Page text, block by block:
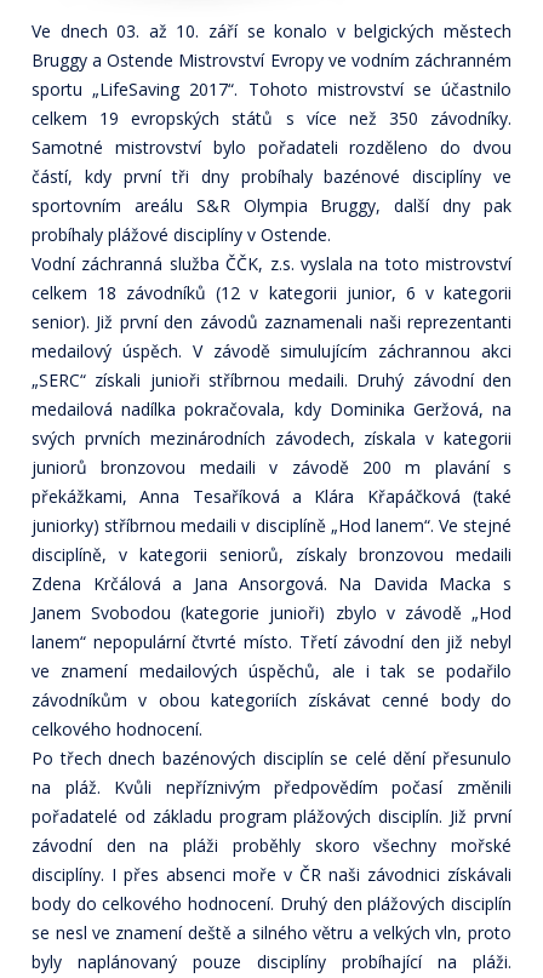
Ve dnech 03. až 10. září se konalo v belgických městech
Bruggy a Ostende Mistrovství Evropy ve vodním záchranném
sportu „LifeSaving 2017“. Tohoto mistrovství se účastnilo
celkem 19 evropských států s více než 350 závodníky.
Samotné mistrovství bylo pořadateli rozděleno do dvou
částí, kdy první tři dny probíhaly bazénové disciplíny ve
sportovním areálu S&R Olympia Bruggy, další dny pak
probíhaly plážové disciplíny v Ostende.
Vodní záchranná služba ČČK, z.s. vyslala na toto mistrovství
celkem 18 závodníků (12 v kategorii junior, 6 v kategorii
senior). Již první den závodů zaznamenali naši reprezentanti
medailový úspěch. V závodě simulujícím záchrannou akci
„SERC“ získali junioři stříbrnou medaili. Druhý závodní den
medailová nadílka pokračovala, kdy Dominika Geržová, na
svých prvních mezinárodních závodech, získala v kategorii
juniorů bronzovou medaili v závodě 200 m plavání s
překážkami, Anna Tesaříková a Klára Křapáčková (také
juniorky) stříbrnou medaili v disciplíně „Hod lanem“. Ve stejné
disciplíně, v kategorii seniorů, získaly bronzovou medaili
Zdena Krčálová a Jana Ansorgová. Na Davida Macka s
Janem Svobodou (kategorie junioři) zbylo v závodě „Hod
lanem“ nepopulární čtvrté místo. Třetí závodní den již nebyl
ve znamení medailových úspěchů, ale i tak se podařilo
závodníkům v obou kategoriích získávat cenné body do
celkového hodnocení.
Po třech dnech bazénových disciplín se celé dění přesunulo
na pláž. Kvůli nepříznivým předpovědím počasí změnili
pořadatelé od základu program plážových disciplín. Již první
závodní den na pláži proběhly skoro všechny mořské
disciplíny. I přes absenci moře v ČR naši závodnici získávali
body do celkového hodnocení. Druhý den plážových disciplín
se nesl ve znamení deště a silného větru a velkých vln, proto
byly naplánovaný pouze disciplíny probíhající na pláži.